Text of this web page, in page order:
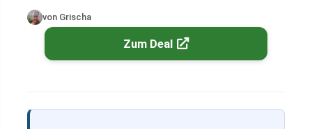
von Grischa
Zum Deal